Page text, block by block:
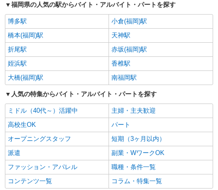
福岡県の人気の駅からバイト・アルバイト・パートを探す
博多駅
小倉(福岡)駅
橋本(福岡)駅
天神駅
折尾駅
赤坂(福岡)駅
姪浜駅
香椎駅
大橋(福岡)駅
南福岡駅
人気の特集からバイト・アルバイト・パートを探す
ミドル（40代～）活躍中
主婦・主夫歓迎
高校生OK
パート
オープニングスタッフ
短期（3ヶ月以内）
派遣
副業・WワークOK
ファッション・アパレル
職種・条件一覧
コンテンツ一覧
コラム・特集一覧